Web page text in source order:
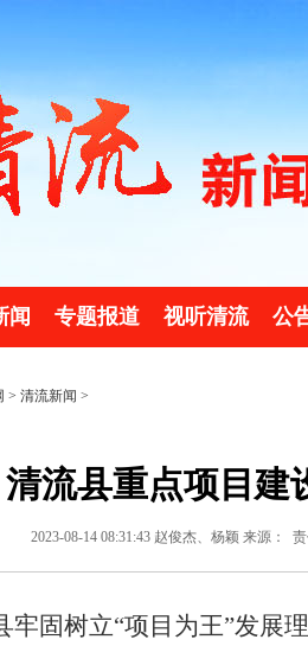
闻 专题报道 视听清流 公
> 清流新闻 >
清流县重点项目建
2023-08-14 08:31:43 赵俊杰、杨颖 来源：
牢固树立“项目为王”发展